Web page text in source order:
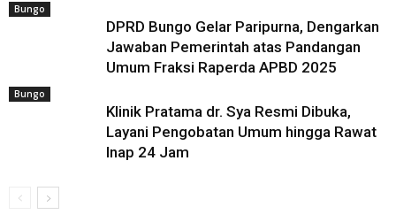
Bungo
DPRD Bungo Gelar Paripurna, Dengarkan
Jawaban Pemerintah atas Pandangan
Umum Fraksi Raperda APBD 2025
Bungo
Klinik Pratama dr. Sya Resmi Dibuka,
Layani Pengobatan Umum hingga Rawat
Inap 24 Jam